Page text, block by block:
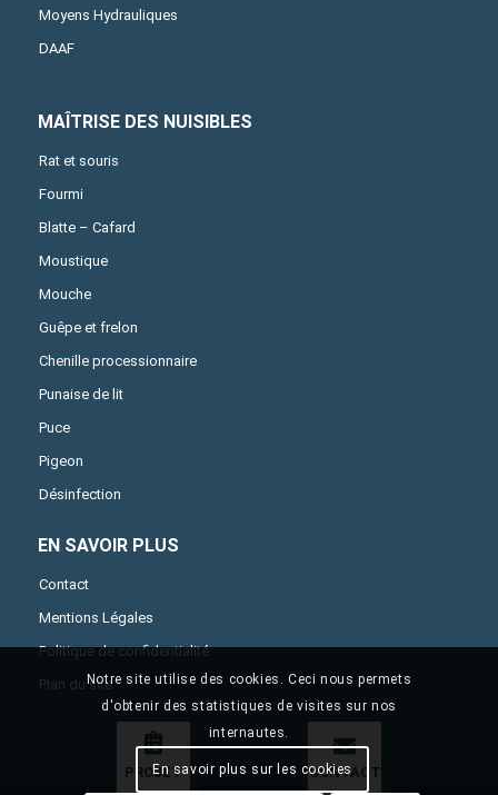
PROJET CONTACT
Moyens Hydrauliques
DAAF
MAÎTRISE DES NUISIBLES
Rat et souris
Fourmi
Blatte – Cafard
Moustique
Mouche
Guêpe et frelon
Chenille processionnaire
Punaise de lit
Puce
Pigeon
Désinfection
EN SAVOIR PLUS
Contact
Mentions Légales
Politique de confidentialité
Plan du siteNotre site utilise des cookies. Ceci nous permets
d'obtenir des statistiques de visites sur nos
internautes.
En savoir plus sur les cookies